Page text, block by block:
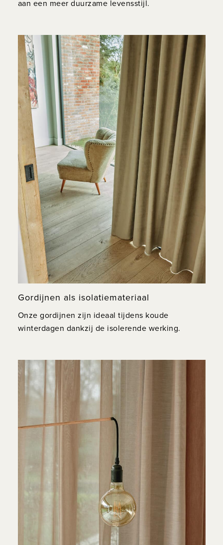
aan een meer duurzame levensstijl.
Gordijnen als isolatiemateriaal
Onze gordijnen zijn ideaal tijdens koude
winterdagen dankzij de isolerende werking.